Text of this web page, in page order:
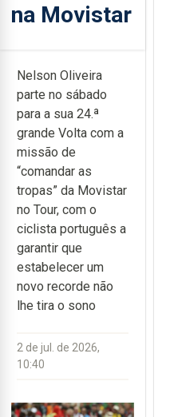
na Movistar
Nelson Oliveira
parte no sábado
para a sua 24.ª
grande Volta com a
missão de
“comandar as
tropas” da Movistar
no Tour, com o
ciclista português a
garantir que
estabelecer um
novo recorde não
lhe tira o sono
2 de jul. de 2026,
10:40